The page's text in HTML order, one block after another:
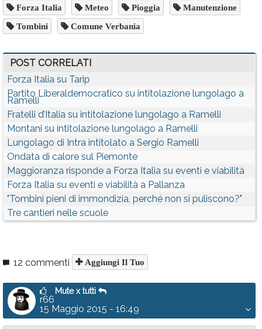
Forza Italia Meteo Pioggia Manutenzione
Tombini Comune Verbania
POST CORRELATI
Forza Italia su Tarip
Partito Liberaldemocratico su intitolazione lungolago a
Ramelli
Fratelli d’Italia su intitolazione lungolago a Ramelli
Montani su intitolazione lungolago a Ramelli
Lungolago di Intra intitolato a Sergio Ramelli
Ondata di calore sul Piemonte
Maggioranza risponde a Forza Italia su eventi e viabilità
Forza Italia su eventi e viabilità a Pallanza
"Tombini pieni di immondizia, perché non si puliscono?"
Tre cantieri nelle scuole
12 commenti Aggiungi Il Tuo
Mute x tutti
r66
15 Maggio 2015 - 16:49